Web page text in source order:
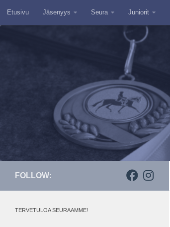
Skip to content
Etusivu Jäsenyys Seura Juniorit
FOLLOW:
TERVETULOA SEURAAMME!